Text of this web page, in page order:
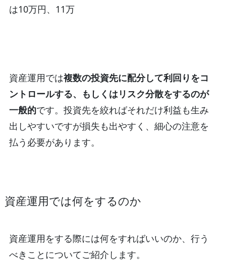
は10万円、11万
資産運用では複数の投資先に配分して利回りをコ
ントロールする、もしくはリスク分散をするのが
一般的です。投資先を絞ればそれだけ利益も生み
出しやすいですが損失も出やすく、細心の注意を
払う必要があります。
資産運用では何をするのか
資産運用をする際には何をすればいいのか、行う
べきことについてご紹介します。